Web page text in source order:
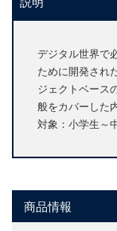
デジタル世界で
ために開発され
ジェクトベース
般をカバーした
対象：小学生～
商品情報